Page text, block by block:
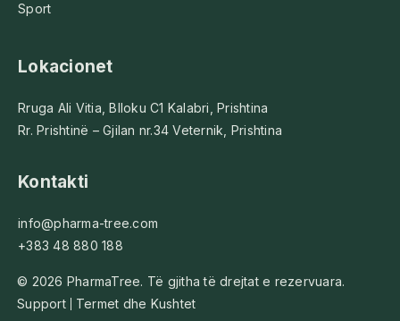
Sport
Lokacionet
Rruga Ali Vitia, Blloku C1 Kalabri, Prishtina
Rr. Prishtinë – Gjilan nr.34 Veternik, Prishtina
Kontakti
info@pharma-tree.com
+383 48 880 188
© 2026 PharmaTree. Të gjitha të drejtat e rezervuara.
Support
Termet dhe Kushtet